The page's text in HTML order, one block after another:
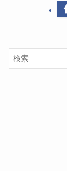
ートのはじける
キャンディチョ